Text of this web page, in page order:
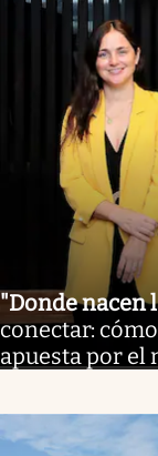
"Donde nacen
conectar:
apuesta por el